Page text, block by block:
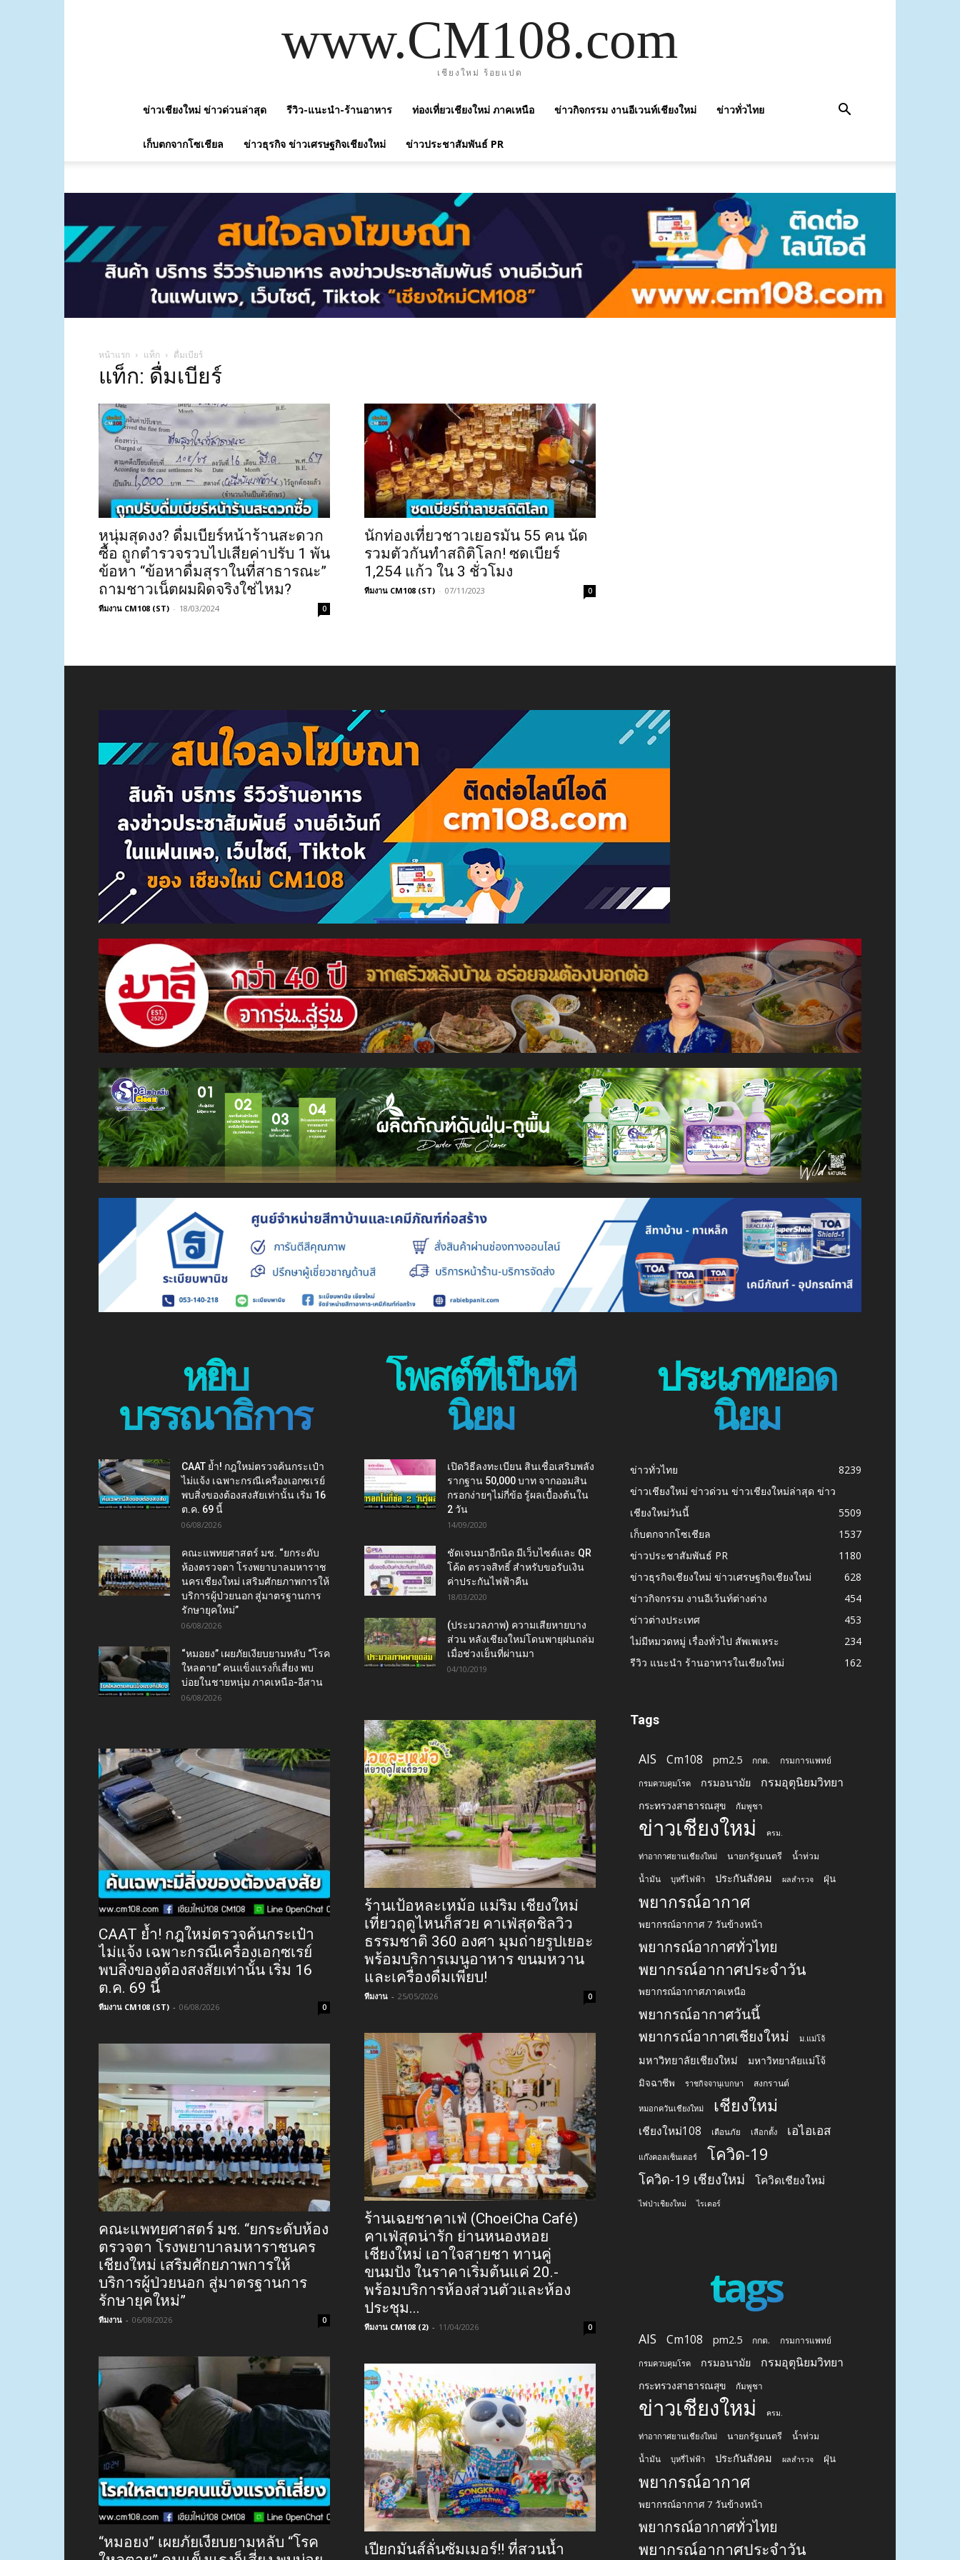
www.CM108.com
เชียงใหม่ ร้อยแปด
ข่าวเชียงใหม่ ข่าวด่วนล่าสุด รีวิว-แนะนำ-ร้านอาหาร ท่องเที่ยวเชียงใหม่ ภาคเหนือ ข่าวกิจกรรม งานอีเวนท์เชียงใหม่ ข่าวทั่วไทย
เก็บตกจากโซเชียล ข่าวธุรกิจ ข่าวเศรษฐกิจเชียงใหม่ ข่าวประชาสัมพันธ์ PR
หน้าแรก แท็ก ดื่มเบียร์
แท็ก: ดื่มเบียร์
หนุ่มสุดงง? ดื่มเบียร์หน้าร้านสะดวก
ซื้อ ถูกตำรวจรวบไปเสียค่าปรับ 1 พัน
ข้อหา “ข้อหาดื่มสุราในที่สาธารณะ”
ถามชาวเน็ตผมผิดจริงใช่ไหม?
ทีมงาน CM108 (ST) - 18/03/2024 0
นักท่องเที่ยวชาวเยอรมัน 55 คน นัด
รวมตัวกันทำสถิติโลก! ซดเบียร์
1,254 แก้ว ใน 3 ชั่วโมง
ทีมงาน CM108 (ST) - 07/11/2023 0
หยิบ
บรรณาธิการ
CAAT ย้ำ! กฎใหม่ตรวจค้นกระเป๋า
ไม่แจ้ง เฉพาะกรณีเครื่องเอกซเรย์
พบสิ่งของต้องสงสัยเท่านั้น เริ่ม 16
ต.ค. 69 นี้
06/08/2026
คณะแพทยศาสตร์ มช. “ยกระดับ
ห้องตรวจตา โรงพยาบาลมหาราช
นครเชียงใหม่ เสริมศักยภาพการให้
บริการผู้ป่วยนอก สู่มาตรฐานการ
รักษายุคใหม่”
06/08/2026
“หมอยง” เผยภัยเงียบยามหลับ “โรค
ใหลตาย” คนแข็งแรงก็เสี่ยง พบ
บ่อยในชายหนุ่ม ภาคเหนือ-อีสาน
06/08/2026
CAAT ย้ำ! กฎใหม่ตรวจค้นกระเป๋า
ไม่แจ้ง เฉพาะกรณีเครื่องเอกซเรย์
พบสิ่งของต้องสงสัยเท่านั้น เริ่ม 16
ต.ค. 69 นี้
ทีมงาน CM108 (ST) - 06/08/2026 0
คณะแพทยศาสตร์ มช. “ยกระดับห้อง
ตรวจตา โรงพยาบาลมหาราชนคร
เชียงใหม่ เสริมศักยภาพการให้
บริการผู้ป่วยนอก สู่มาตรฐานการ
รักษายุคใหม่”
ทีมงาน - 06/08/2026 0
“หมอยง” เผยภัยเงียบยามหลับ “โรค
โพสต์ที่เป็นที่
นิยม
เปิดวิธีลงทะเบียน สินเชื่อเสริมพลัง
รากฐาน 50,000 บาท จากออมสิน
กรอกง่ายๆไม่กี่ข้อ รู้ผลเบื้องต้นใน
2 วัน
14/09/2020
ชัดเจนมาอีกนิด มีเว็บไซต์และ QR
โค้ด ตรวจสิทธิ์ สำหรับขอรับเงิน
ค่าประกันไฟฟ้าคืน
18/03/2020
(ประมวลภาพ) ความเสียหายบาง
ส่วน หลังเชียงใหม่โดนพายุฝนถล่ม
เมื่อช่วงเย็นที่ผ่านมา
04/10/2019
ร้านเป้อหละเหม้อ แม่ริม เชียงใหม่
เที่ยวฤดูไหนก็สวย คาเฟ่สุดชิลวิว
ธรรมชาติ 360 องศา มุมถ่ายรูปเยอะ
พร้อมบริการเมนูอาหาร ขนมหวาน
และเครื่องดื่มเพียบ!
ทีมงาน - 25/05/2026 0
ร้านเฉยชาคาเฟ่ (ChoeiCha Café)
คาเฟ่สุดน่ารัก ย่านหนองหอย
เชียงใหม่ เอาใจสายชา ทานคู่
ขนมปัง ในราคาเริ่มต้นแค่ 20.-
พร้อมบริการห้องส่วนตัวและห้อง
ประชุม...
ทีมงาน CM108 (2) - 11/04/2026 0
เปียกมันส์ลั่นซัมเมอร์!! ที่สวนน้ำ
ประเภทยอด
นิยม
ข่าวทั่วไทย
8239
ข่าวเชียงใหม่ ข่าวด่วน ข่าวเชียงใหม่ล่าสุด ข่าว
เชียงใหม่วันนี้
5509
เก็บตกจากโซเชียล
1537
ข่าวประชาสัมพันธ์ PR
1180
ข่าวธุรกิจเชียงใหม่ ข่าวเศรษฐกิจเชียงใหม่
628
ข่าวกิจกรรม งานอีเว้นท์ต่างต่าง
454
ข่าวต่างประเทศ
453
ไม่มีหมวดหมู่ เรื่องทั่วไป สัพเพเหระ
234
รีวิว แนะนำ ร้านอาหารในเชียงใหม่
162
Tags
AIS Cm108 pm2.5 กกต. กรมการแพทย์
กรมควบคุมโรค กรมอนามัย กรมอุตุนิยมวิทยา
กระทรวงสาธารณสุข กัมพูชา
ข่าวเชียงใหม่ ครม.
ท่าอากาศยานเชียงใหม่ นายกรัฐมนตรี น้ำท่วม
น้ำมัน บุหรี่ไฟฟ้า ประกันสังคม ผลสำรวจ ฝุ่น
พยากรณ์อากาศ
พยากรณ์อากาศ 7 วันข้างหน้า
พยากรณ์อากาศทั่วไทย
พยากรณ์อากาศประจำวัน
พยากรณ์อากาศภาคเหนือ
พยากรณ์อากาศวันนี้
พยากรณ์อากาศเชียงใหม่
ม.แม่โจ้
มหาวิทยาลัยเชียงใหม่ มหาวิทยาลัยแม่โจ้
มิจฉาชีพ ราชกิจจานุเบกษา สงกรานต์
หมอกควันเชียงใหม่ เชียงใหม่
เชียงใหม่108 เตือนภัย เลือกตั้ง เอไอเอส
แก๊งคอลเซ็นเตอร์ โควิด-19
โควิด-19 เชียงใหม่ โควิดเชียงใหม่
ไฟป่าเชียงใหม่ ไรเดอร์
tags
AIS Cm108 pm2.5 กกต. กรมการแพทย์
กรมควบคุมโรค กรมอนามัย กรมอุตุนิยมวิทยา
กระทรวงสาธารณสุข กัมพูชา
ข่าวเชียงใหม่ ครม.
ท่าอากาศยานเชียงใหม่ นายกรัฐมนตรี น้ำท่วม
น้ำมัน บุหรี่ไฟฟ้า ประกันสังคม ผลสำรวจ ฝุ่น
พยากรณ์อากาศ
พยากรณ์อากาศ 7 วันข้างหน้า
พยากรณ์อากาศทั่วไทย
พยากรณ์อากาศประจำวัน